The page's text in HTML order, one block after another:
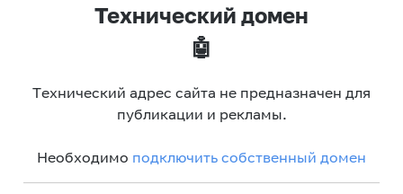
Технический домен
🤖
Технический адрес сайта не предназначен для
публикации и рекламы.
Необходимо подключить собственный домен